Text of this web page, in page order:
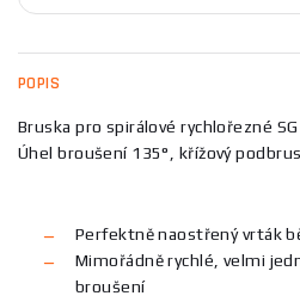
POPIS
Bruska pro spirálové rychlořezné
Úhel broušení 135°, křížový podbrus
Perfektně naostřený vrták
Mimořádně rychlé, velmi
broušení